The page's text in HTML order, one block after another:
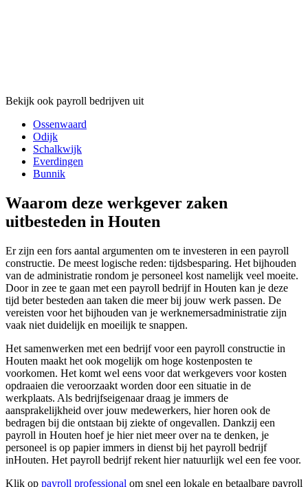
Bekijk ook payroll bedrijven uit
Ossenwaard
Odijk
Schalkwijk
Everdingen
Bunnik
Waarom deze werkgever zaken
uitbesteden in Houten
Er zijn een fors aantal argumenten om te investeren in een payroll
constructie. De meest logische reden: tijdsbesparing. Het bijhouden
van de administratie rondom je personeel kost namelijk veel moeite.
Door in zee te gaan met een payroll bedrijf in Houten kan je deze
tijd beter besteden aan taken die meer bij jouw werk passen. De
vereisten voor het bijhouden van je werknemersadministratie zijn
vaak niet duidelijk en moeilijk te snappen.
Het samenwerken met een bedrijf voor een payroll constructie in
Houten maakt het ook mogelijk om hoge kostenposten te
voorkomen. Het komt wel eens voor dat werkgevers voor kosten
opdraaien die veroorzaakt worden door een situatie in de
werkplaats. Als bedrijfseigenaar draag je immers de
aansprakelijkheid over jouw medewerkers, hier horen ook de
bedragen bij die ontstaan bij ziekte of ongevallen. Dankzij een
payroll in Houten hoef je hier niet meer over na te denken, je
personeel is op papier immers in dienst bij het payroll bedrijf
inHouten. Het payroll bedrijf rekent hier natuurlijk wel een fee voor.
Klik op payroll professional om snel een lokale en betaalbare payroll